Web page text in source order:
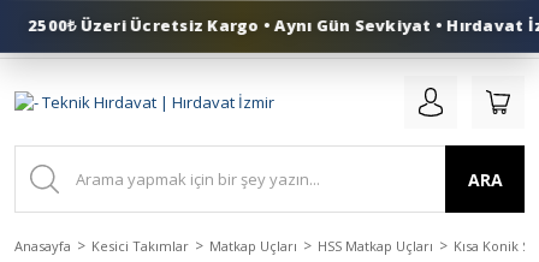
0 (553) 324 41 50
ARA
Anasayfa Kesici Takımlar Matkap Uçları HSS Matkap Uçları Kısa Konik
2500₺ Üzeri Ücretsiz Kargo • Aynı Gün Sevkiyat • Hırdavat